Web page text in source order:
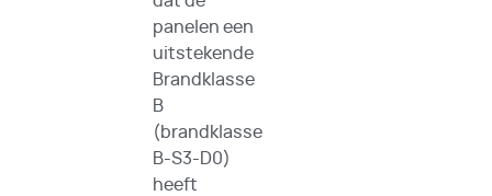
panelen een
uitstekende
Brandklasse
B
(brandklasse
B-S3-D0)
heeft